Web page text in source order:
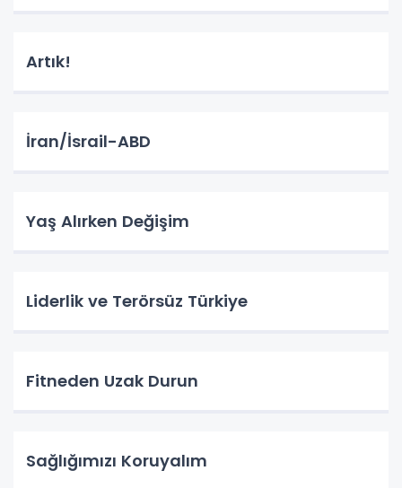
Artık!
İran/İsrail-ABD
Yaş Alırken Değişim
Liderlik ve Terörsüz Türkiye
Fitneden Uzak Durun
Sağlığımızı Koruyalım